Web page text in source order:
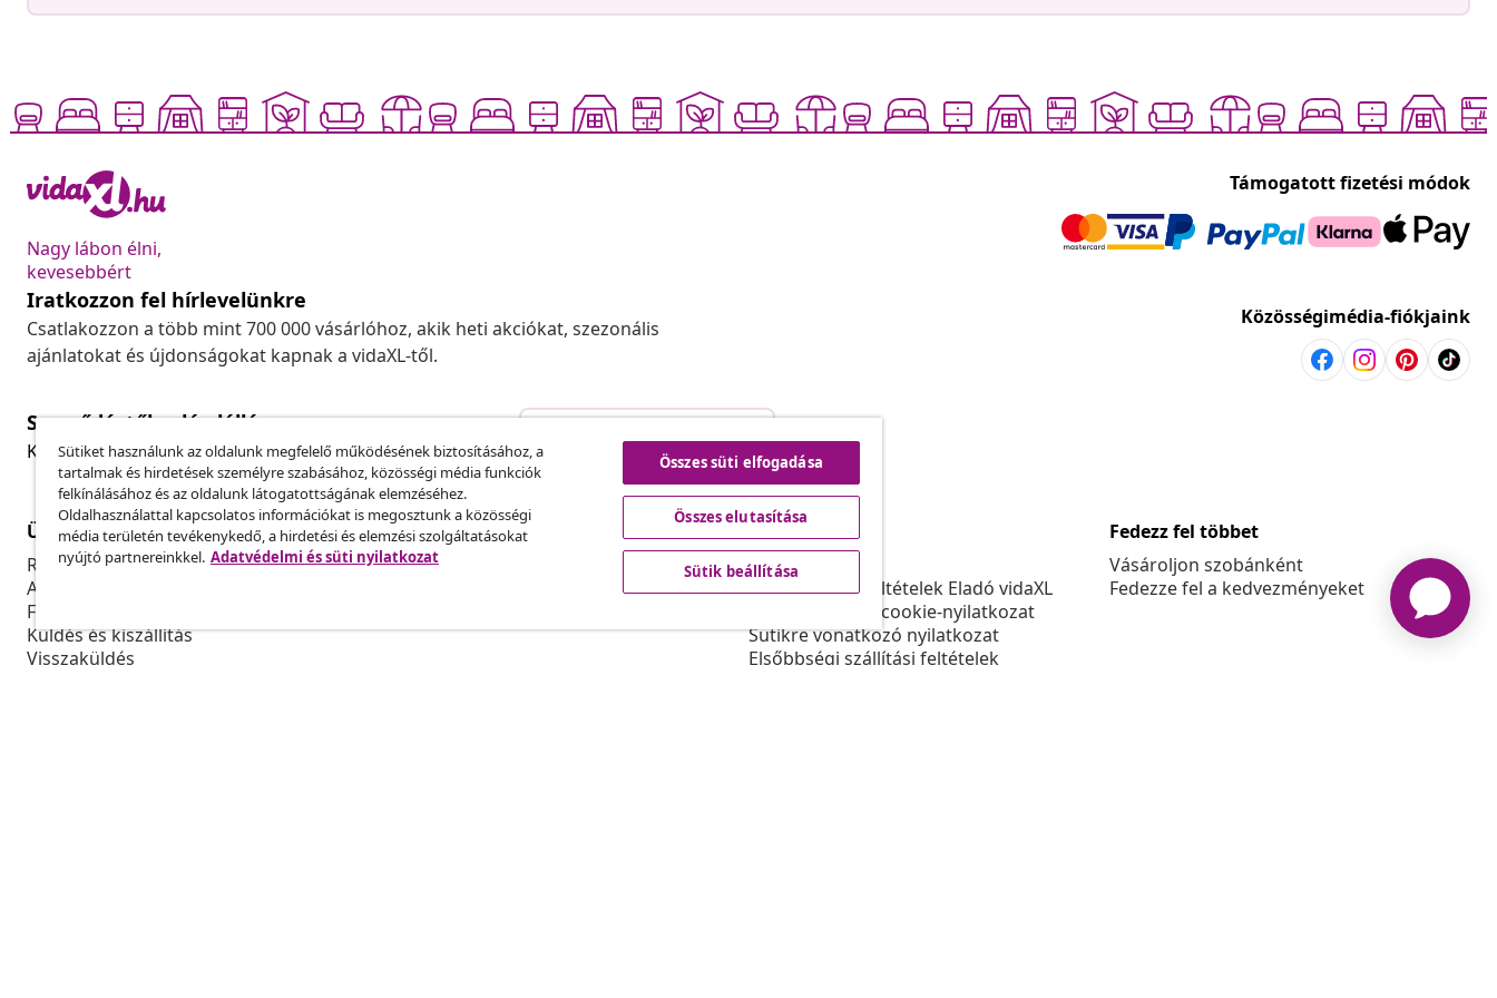
Nagy lábon élni,
kevesebbért
Támogatott fizetési módok
Iratkozzon fel hírlevelünkre
Csatlakozzon a több mint 700 000 vásárlóhoz, akik heti akciókat, szezonális
ajánlatokat és újdonságokat kapnak a vidaXL-től.
Közösségimédia-fiókjaink
Szerződéstől való elállás
Küldj be egy rendelés lemondására vonatkozó kérelmet.
Szerződéstől való elállás
Ügyfélszolgálat
Rendelés nyomon követése
A fiókom
Fizetés
Küldés és kiszállítás
Visszaküldés
Üzlet
Partnerprogram
vidaXL
A vidaXL-ről
Felhasználási feltételek Eladó vidaXL
Adatvédelmi és cookie-nyilatkozat
Sütikre vonatkozó nyilatkozat
Elsőbbségi szállítási feltételek
Fedezz fel többet
Vásároljon szobánként
Fedezze fel a kedvezményeket
Sütiket használunk az oldalunk megfelelő működésének biztosításához, a
tartalmak és hirdetések személyre szabásához, közösségi média funkciók
felkínálásához és az oldalunk látogatottságának elemzéséhez.
Oldalhasználattal kapcsolatos információkat is megosztunk a közösségi
média területén tevékenykedő, a hirdetési és elemzési szolgáltatásokat
nyújtó partnereinkkel. Adatvédelmi és süti nyilatkozat
Összes süti elfogadása
Összes elutasítása
Sütik beállítása